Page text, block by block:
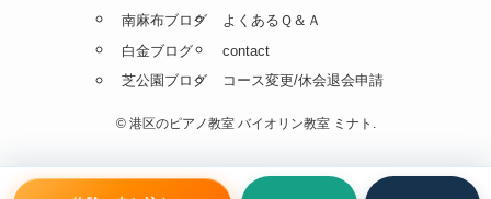
南麻布ブログ
白金ブログ
芝公園ブログ
よくあるＱ＆Ａ
contact
コース変更/休会退会申請
©港区のピアノ教室 バイオリン教室 ミナト.